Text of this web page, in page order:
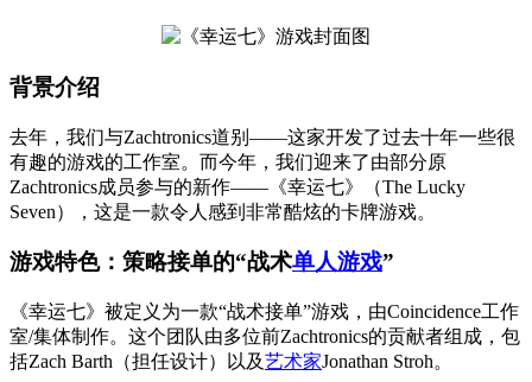
背景介绍
去年，我们与Zachtronics道别——这家开发了过去十年一些很
有趣的游戏的工作室。而今年，我们迎来了由部分原
Zachtronics成员参与的新作——《幸运七》（The Lucky
Seven），这是一款令人感到非常酷炫的卡牌游戏。
游戏特色：策略接单的“战术单人游戏”
《幸运七》被定义为一款“战术接单”游戏，由Coincidence工作
室/集体制作。这个团队由多位前Zachtronics的贡献者组成，包
括Zach Barth（担任设计）以及艺术家Jonathan Stroh。